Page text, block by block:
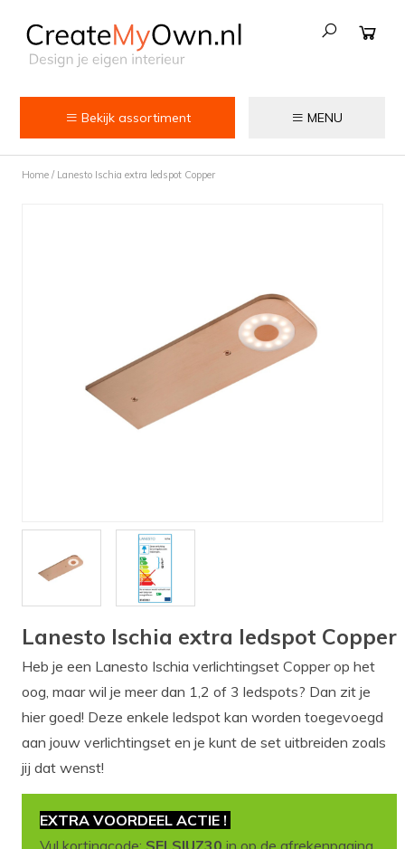
Bekijk assortiment
Voedselrestenvermalers
Afvalemmers
Wastafels
MENU
Home/ Lanesto Ischia extra ledspot Copper
Lanesto Ischia extra ledspot Copper
Heb je een Lanesto Ischia verlichtingset Copper op het
oog, maar wil je meer dan 1,2 of 3 ledspots? Dan zit je
hier goed! Deze enkele ledspot kan worden toegevoegd
aan jouw verlichtingset en je kunt de set uitbreiden zoals
jij dat wenst!
EXTRA VOORDEEL ACTIE !
Vul kortingcode: SELSIUZ30 in op de afrekenpagina